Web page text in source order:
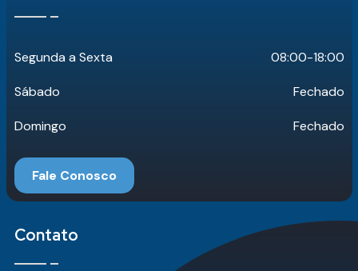
Segunda a Sexta 08:00-18:00
Sábado Fechado
Domingo Fechado
Fale Conosco
Contato